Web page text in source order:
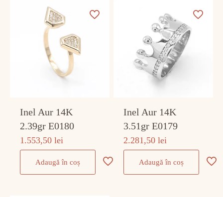
Inel Aur 14K
2.39gr E0180
1.553,50lei
Adaugă în coș
Inel Aur 14K
3.51gr E0179
2.281,50lei
Adaugă în coș